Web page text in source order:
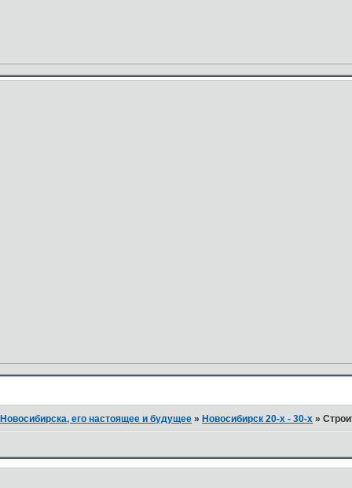
его настоящее и будущее »Новосибирск 20-х - 30-х »